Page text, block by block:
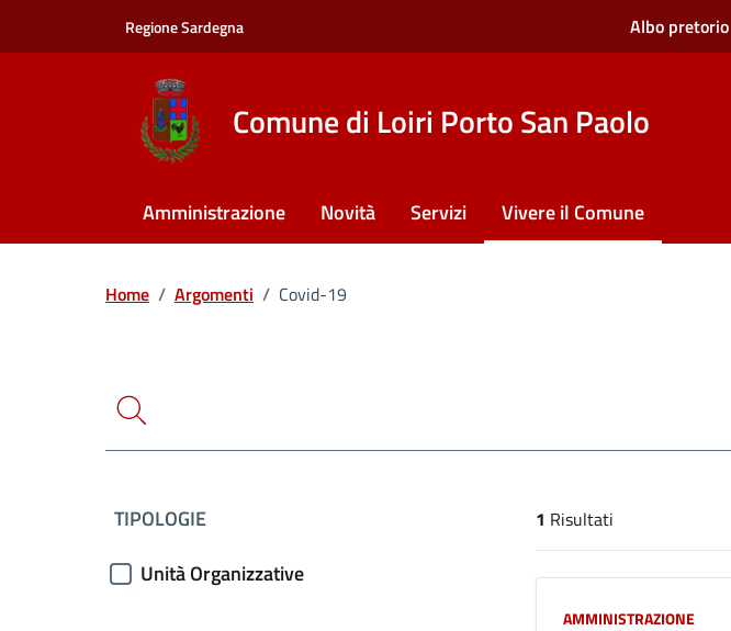
Regione Sardegna Albo pretorio
Comune di Loiri Porto San Paolo
Amministrazione Novità Servizi Vivere il Comune
Ricerca
Home / Argomenti / Covid-19
filtri da applicare
TIPOLOGIE
Unità Organizzative
risultati
1 Risultati
AMMINISTRAZIONE